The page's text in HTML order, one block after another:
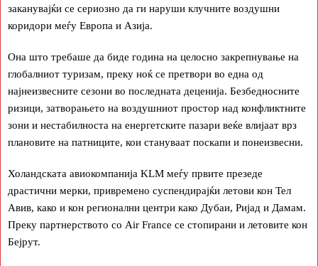
заканувајќи се сериозно да ги наруши клучните воздушни
коридори меѓу Европа и Азија.
Она што требаше да биде година на целосно закрепнување на
глобалниот туризам, преку ноќ се претвори во една од
најнеизвесните сезони во последната деценија. Безбедносните
ризици, затворањето на воздушниот простор над конфликтните
зони и нестабилноста на енергетските пазари веќе влијаат врз
плановите на патниците, кои стануваат поскапи и понеизвесни.
Холандската авиокомпанија KLM меѓу првите презеде
драстични мерки, привремено суспендирајќи летови кон Тел
Авив, како и кон регионални центри како Дубаи, Ријад и Дамам.
Преку партнерството со Air France се стопирани и летовите кон
Бејрут.